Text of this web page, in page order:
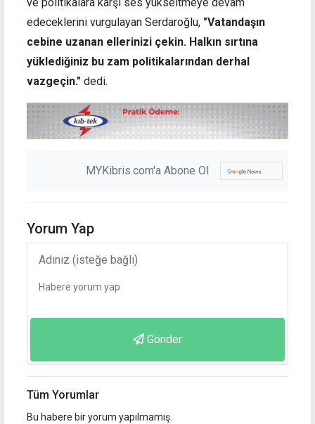
edeceklerini vurgulayan Serdaroğlu, "Vatandaşın
cebine uzanan ellerinizi çekin. Halkın sırtına
yüklediğiniz bu zam politikalarından derhal
vazgeçin." dedi.
MYKibris.com'a Abone Ol
Yorum Yap
Gönder
Tüm Yorumlar
Bu habere bir yorum yapılmamış.